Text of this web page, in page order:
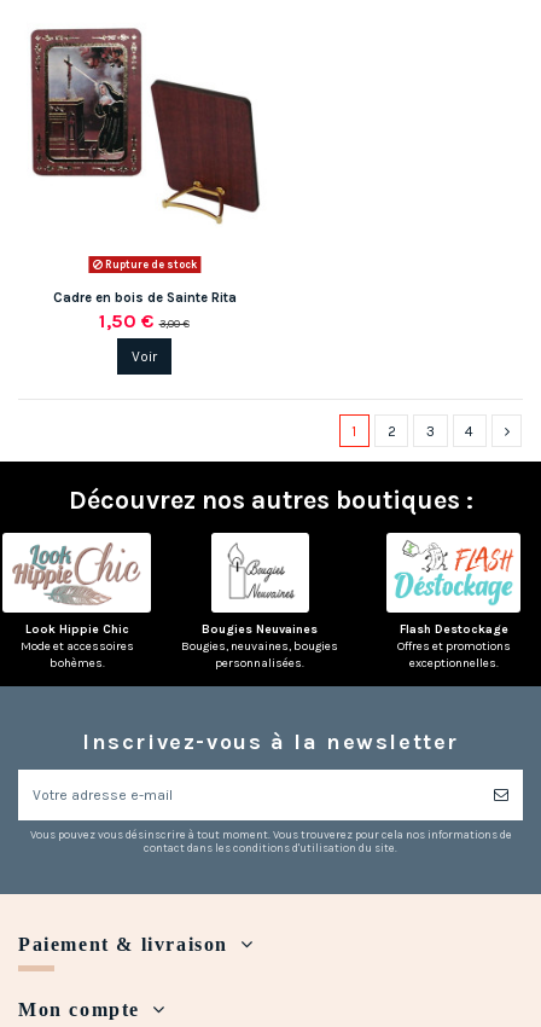
Rupture de stock
Cadre en bois de Sainte Rita
1,50 €3,00 €
Voir
1 2 3 4
Découvrez nos autres boutiques :
Look Hippie Chic
Mode et accessoires
bohèmes.
Bougies Neuvaines
Bougies, neuvaines, bougies
personnalisées.
Flash Destockage
Offres et promotions
exceptionnelles.
Inscrivez-vous à la newsletter
Vous pouvez vous désinscrire à tout moment. Vous trouverez pour cela nos informations de
contact dans les conditions d'utilisation du site.
Paiement & livraison
Mon compte